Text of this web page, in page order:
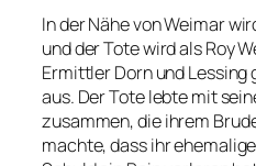
In der Nähe von Weimar
und der Tote wird als Roy
Ermittler Dorn und Lessing
aus. Der Tote lebte mit
zusammen, die ihrem
machte, dass ihr